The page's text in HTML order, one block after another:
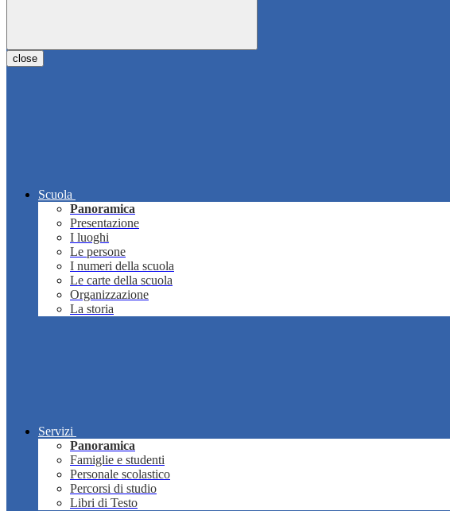
close
Scuola
Panoramica
Presentazione
I luoghi
Le persone
I numeri della scuola
Le carte della scuola
Organizzazione
La storia
Servizi
Panoramica
Famiglie e studenti
Personale scolastico
Percorsi di studio
Libri di Testo